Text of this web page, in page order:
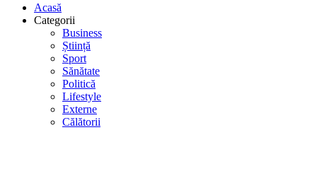
Acasă
Categorii
Business
Știință
Sport
Sănătate
Politică
Lifestyle
Externe
Călătorii